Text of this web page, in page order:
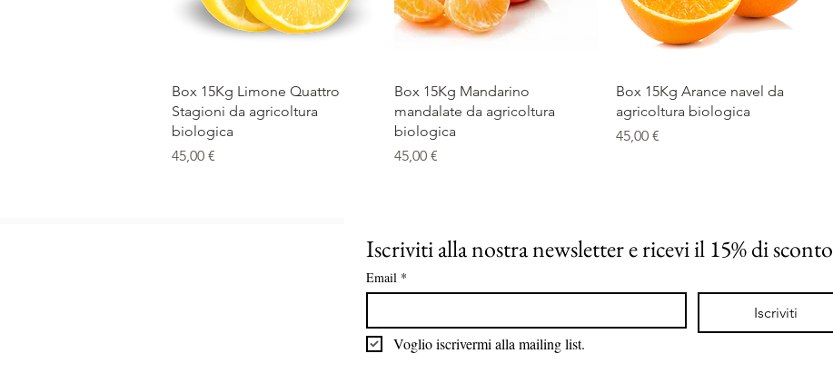
Vista rapida
Box 15Kg Limone Quattro
Stagioni da agricoltura
biologica
Prezzo
45,00 €
Vista rapida
Box 15Kg Mandarino
mandalate da agricoltura
biologica
Prezzo
45,00 €
Vista rapida
Box 15Kg Arance navel da
agricoltura biologica
Prezzo
45,00 €
Iscriviti alla nostra newsletter e ricevi il 15% di sconto
Email *
Iscriviti
Voglio iscrivermi alla mailing list.